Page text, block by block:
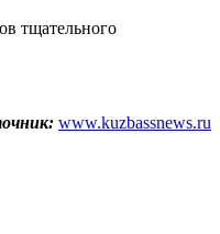
тщательного
www.kuzbassnews.ru